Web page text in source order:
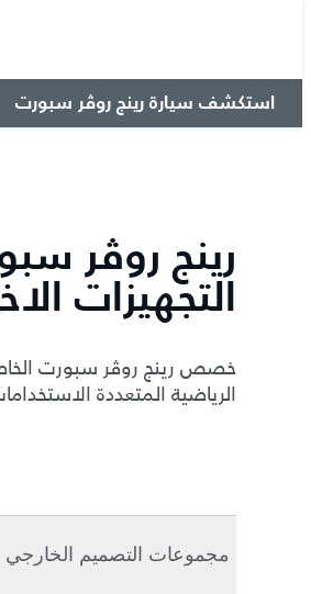
استكشف سيارة رينج روڤر سبورت
رينج روڤر
التجهيزات
خصص رينج روڤر سبورت
الرياضية المتعددة
مجموعات التصميم الخارجي